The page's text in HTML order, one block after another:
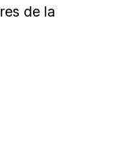
de la